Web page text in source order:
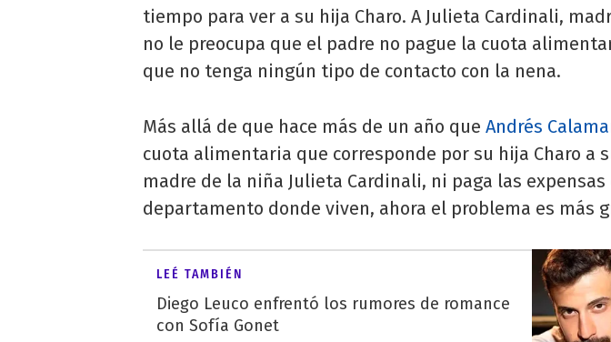
tiempo para ver a su hija Charo. A Julieta Cardinali,
no le preocupa que el padre no pague la cuota
que no tenga ningún tipo de contacto con la nena.
Más allá de que hace más de un año que Andrés
cuota alimentaria que corresponde por su hija Charo a
madre de la niña Julieta Cardinali, ni paga las expensas
departamento donde viven, ahora el problema es más
LEÉ TAMBIÉN
Diego Leuco enfrentó los rumores de romance
con Sofía Gonet